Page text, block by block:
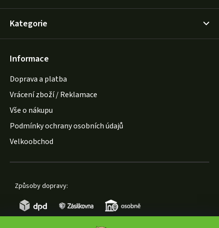
Kategorie
Informace
Doprava a platba
Vrácení zboží / Reklamace
Vše o nákupu
Podmínky ochrany osobních údajů
Velkoobchod
Způsoby dopravy: